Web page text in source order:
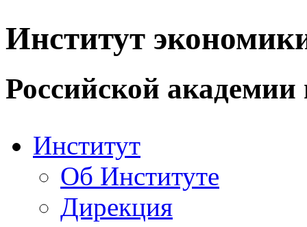
Институт
Российской академии
Институт
Об Институте
Дирекция